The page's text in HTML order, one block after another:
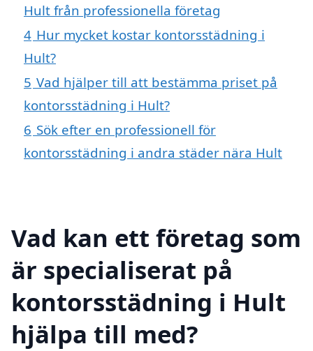
Hult från professionella företag
4 Hur mycket kostar kontorsstädning i
Hult?
5 Vad hjälper till att bestämma priset på
kontorsstädning i Hult?
6 Sök efter en professionell för
kontorsstädning i andra städer nära Hult
Vad kan ett företag som
är specialiserat på
kontorsstädning i Hult
hjälpa till med?